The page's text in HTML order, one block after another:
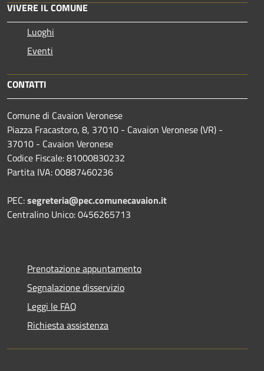
VIVERE IL COMUNE
Luoghi
Eventi
CONTATTI
Comune di Cavaion Veronese
Piazza Fracastoro, 8, 37010 - Cavaion Veronese (VR) -
37010 - Cavaion Veronese
Codice Fiscale: 81000830232
Partita IVA: 00887460236
PEC:segreteria@pec.comunecavaion.it
Centralino Unico: 0456265713
Prenotazione appuntamento
Segnalazione disservizio
Leggi le FAQ
Richiesta assistenza